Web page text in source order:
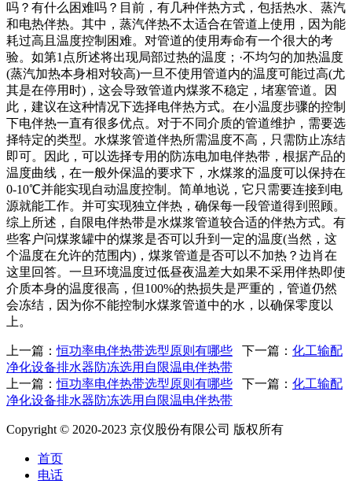
吗？有什么困难吗？目前，有几种伴热方式，包括热水、蒸汽
和电热伴热。其中，蒸汽伴热不太适合在管道上使用，因为能
耗过高且温度控制困难。对管道的使用寿命有一个很大的考
验。如第1点所述将出现局部过热的温度；·不均匀的加热温度
(蒸汽加热本身相对较高)一旦不使用管道内的温度可能过高(尤
其是在停用时)，这会导致管道内煤浆不稳定，堵塞管道。因
此，建议在这种情况下选择电伴热方式。在小温度步骤的控制
下电伴热一直有很多优点。对于不同介质的管道维护，需要选
择特定的类型。水煤浆管道伴热所需温度不高，只需防止冻结
即可。因此，可以选择专用的防冻电加电伴热带，根据产品的
温度曲线，在一般外保温的要求下，水煤浆的温度可以保持在
0-10℃并能实现自动温度控制。简单地说，它只需要连接到电
源就能工作。并可实现独立伴热，确保每一段管道得到照顾。
综上所述，自限电伴热带是水煤浆管道较合适的伴热方式。有
些客户问煤浆罐中的煤浆是否可以升到一定的温度(当然，这
个温度在允许的范围内)，煤浆管道是否可以不加热？边肖在
这里回答。一旦环境温度过低昼夜温差大如果不采用伴热即使
介质本身的温度很高，但100%的热损失是严重的，管道仍然
会冻结，因为你不能控制水煤浆管道中的水，以确保零度以
上。
上一篇：恒功率电伴热带选型原则有哪些 下一篇： 化工输配
净化设备排水器防冻选用自限温电伴热带
上一篇：恒功率电伴热带选型原则有哪些 下一篇： 化工输配
净化设备排水器防冻选用自限温电伴热带
Copyright © 2020-2023 京仪股份有限公司 版权所有
首页
电话